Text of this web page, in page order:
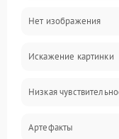
Программные
Электропитание
Измерения
Матрица
Нет изображения
Искажение картинки
Низкая
Артефакты